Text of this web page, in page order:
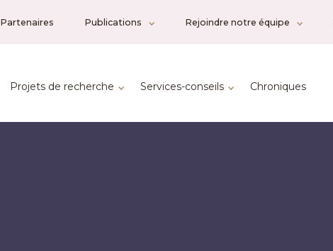
Partenaires Publications Rejoindre notre équipe
Projets de recherche Services-conseils Chroniques